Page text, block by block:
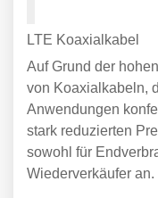
LTE Koaxialkabel
Auf Grund der
von Koaxialkabeln,
Anwendungen
stark reduzierten
sowohl für
Wiederverkäufer an.